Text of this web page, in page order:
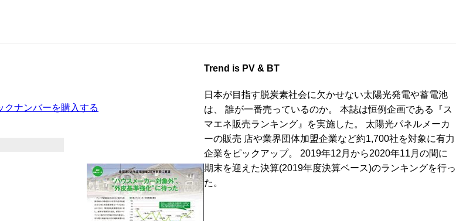
Trend is PV & BT
日本が目指す脱炭素社会に欠かせない太陽光発電や蓄電池
は、 誰が一番売っているのか。 本誌は恒例企画である『ス
マエネ販売ランキング』を実施した。 太陽光パネルメーカ
ーの販売 店や業界団体加盟企業など約1,700社を対象に有力
企業をピックアップ。 2019年12月から2020年11月の間に
期末を迎えた決算(2019年度決算ベース)のランキングを行っ
た。